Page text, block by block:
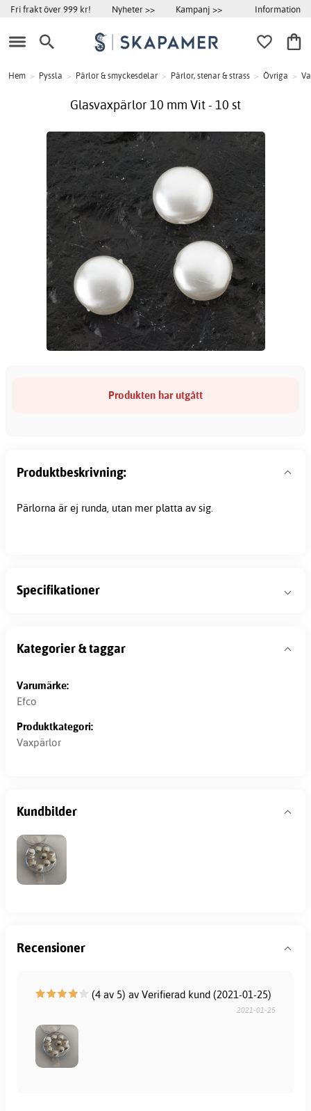
Fri frakt över 999 kr! Nyheter >> Kampanj >> Information
Hem > Pyssla > Pärlor & smyckesdelar > Pärlor, stenar & strass > Övriga >
Glasvaxpärlor 10 mm Vit - 10 st
Produkten har utgått
Produktbeskrivning:
Pärlorna är ej runda, utan mer platta av sig.
Specifikationer
Kategorier & taggar
Varumärke:
Efco
Produktkategori:
Vaxpärlor
Kundbilder
Recensioner
(4 av 5) av Verifierad kund (2021-01-25)
2021-01-25